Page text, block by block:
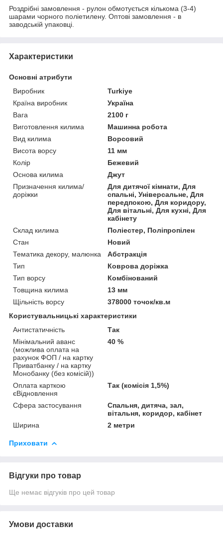
Роздрібні замовлення - рулон обмотується кількома (3-4)
шарами чорного поліетилену. Оптові замовлення - в
заводській упаковці.
Характеристики
Основні атрибути
Виробник
Turkiye
Країна виробник
Україна
Вага
2100 г
Виготовлення килима
Машинна робота
Вид килима
Ворсовий
Висота ворсу
11 мм
Колір
Бежевий
Основа килима
Джут
Призначення килима/
доріжки
Для дитячої кімнати, Для
спальні, Універсальне, Для
передпокою, Для коридору,
Для вітальні, Для кухні, Для
кабінету
Склад килима
Поліестер, Поліпропілен
Стан
Новий
Тематика декору, малюнка
Абстракція
Тип
Коврова доріжка
Тип ворсу
Комбінований
Товщина килима
13 мм
Щільність ворсу
378000 точок/кв.м
Користувальницькі характеристики
Антистатичність
Так
Мінімальний аванс
(можлива оплата на
рахунок ФОП / на картку
Приватбанку / на картку
Монобанку (без комісій))
40 %
Оплата карткою
єВідновлення
Так (комісія 1,5%)
Сфера застосування
Спальня, дитяча, зал,
вітальня, коридор, кабінет
Ширина
2 метри
Приховати
Відгуки про товар
Ще немає відгуків про цей товар
Умови доставки